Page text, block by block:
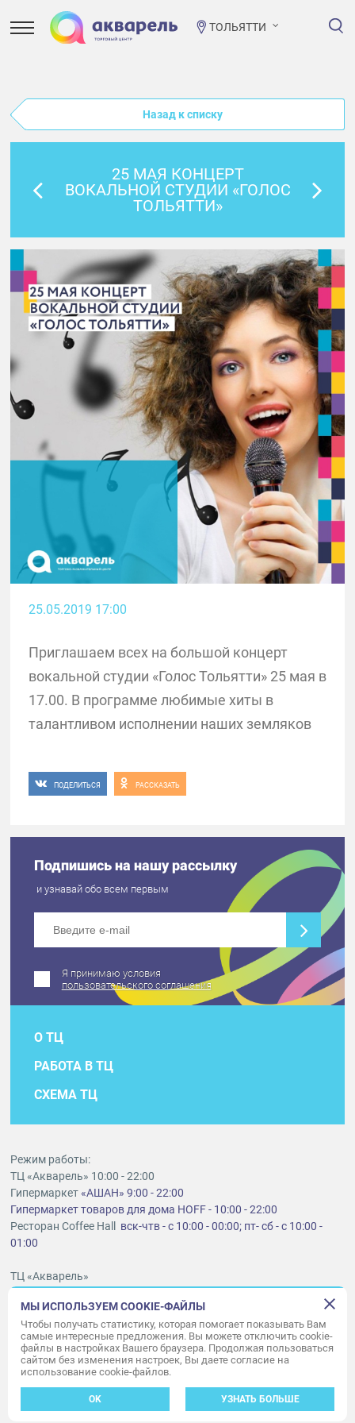
ТОЛЬЯТТИ
Назад к списку
25 МАЯ КОНЦЕРТ
ВОКАЛЬНОЙ СТУДИИ «ГОЛОС
ТОЛЬЯТТИ»
25.05.2019 17:00
Приглашаем всех на большой концерт
вокальной студии «Голос Тольятти» 25 мая в
17.00. В программе любимые хиты в
талантливом исполнении наших земляков
ПОДЕЛИТЬСЯ РАССКАЗАТЬ
Подпишись на нашу рассылку
и узнавай обо всем первым
Я принимаю условия
пользовательского соглашения
О ТЦ
РАБОТА В ТЦ
СХЕМА ТЦ
Режим работы:
ТЦ «Акварель» 10:00 - 22:00
Гипермаркет«АШАН» 9:00 - 22:00
Гипермаркет товаров для дома HOFF - 10:00 - 22:00
Ресторан Coffee Hall вск-чтв - с 10:00 - 00:00; пт- сб - с 10:00 -
01:00
ТЦ «Акварель»
lt@aquarelle-centre.ru
ООО «Акварель»
© «Акварель» 2010–2026. Все права защищены.
Дизайн концепция сайта —
Адаптивный дизайн и программирование —34 ВЕБ
МЫ ИСПОЛЬЗУЕМ COOKIE-ФАЙЛЫ
Чтобы получать статистику, которая помогает показывать Вам
самые интересные предложения. Вы можете отключить cookie-
файлы в настройках Вашего браузера. Продолжая пользоваться
сайтом без изменения настроек, Вы даете согласие на
использование cookie-файлов.
OK УЗНАТЬ БОЛЬШЕ